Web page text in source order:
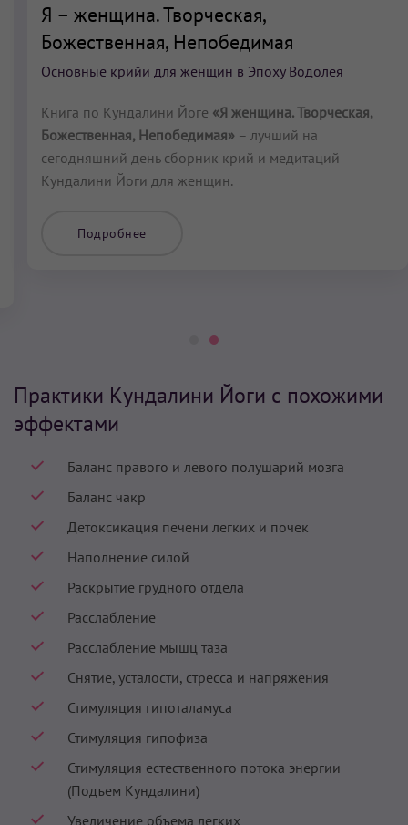
Я – женщина. Творческая,
Божественная, Непобедимая
Основные крийи для женщин в Эпоху Водолея
Книга по Кундалини Йоге «Я женщина. Творческая,
Божественная, Непобедимая» – лучший на
сегодняшний день сборник крий и медитаций
Кундалини Йоги для женщин.
Подробнее
Практики Кундалини Йоги с похожими
эффектами
Баланс правого и левого полушарий мозга
Баланс чакр
Детоксикация печени легких и почек
Наполнение силой
Раскрытие грудного отдела
Расслабление
Расслабление мышц таза
Снятие, усталости, стресса и напряжения
Стимуляция гипоталамуса
Стимуляция гипофиза
Стимуляция естественного потока энергии
(Подъем Кундалини)
Увеличение объема легких